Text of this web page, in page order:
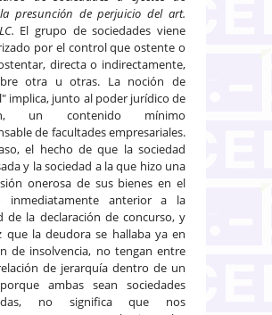
presunción de perjuicio del art.
El grupo de sociedades viene
por el control que ostente o
directa o indirectamente,
otra u otras. La noción de
implica, junto al poder jurídico de
un contenido mínimo
de facultades empresariales.
el hecho de que la sociedad
y la sociedad a la que hizo una
onerosa de sus bienes en el
inmediatamente anterior a la
de la declaración de concurso, y
que la deudora se hallaba ya en
de insolvencia, no tengan entre
de jerarquía dentro de un
ambas sean sociedades
no significa que nos